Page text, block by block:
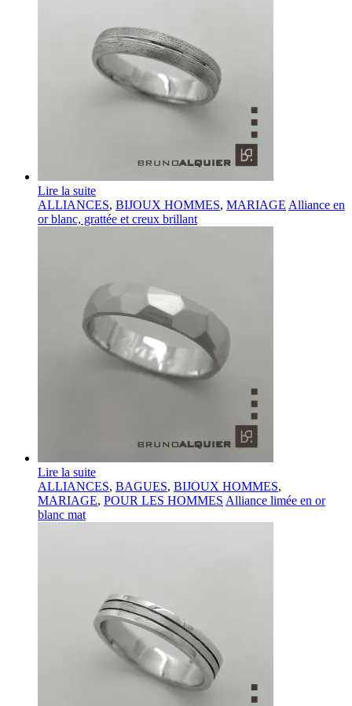
Lire la suite
ALLIANCES, BIJOUX HOMMES, MARIAGE Alliance en
or blanc, grattée et creux brillant
Lire la suite
ALLIANCES, BAGUES, BIJOUX HOMMES,
MARIAGE, POUR LES HOMMES Alliance limée en or
blanc mat